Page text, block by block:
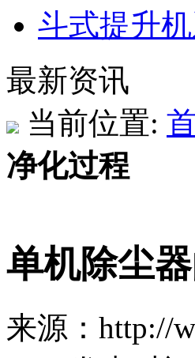
斗式提升机
最新资讯
当前位置:
净化过程
单机除尘
来源：http://